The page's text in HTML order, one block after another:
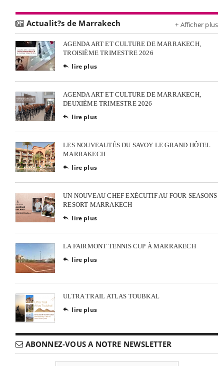
Actualit?s de Marrakech + Afficher plus
AGENDA ART ET CULTURE DE MARRAKECH,
TROISIÈME TRIMESTRE 2026
 lire plus
AGENDA ART ET CULTURE DE MARRAKECH,
DEUXIÈME TRIMESTRE 2026
 lire plus
LES NOUVEAUTÉS DU SAVOY LE GRAND HÔTEL
MARRAKECH
 lire plus
UN NOUVEAU CHEF EXÉCUTIF AU FOUR SEASONS
RESORT MARRAKECH
 lire plus
LA FAIRMONT TENNIS CUP À MARRAKECH
 lire plus
ULTRA TRAIL ATLAS TOUBKAL
 lire plus
ABONNEZ-VOUS A NOTRE NEWSLETTER